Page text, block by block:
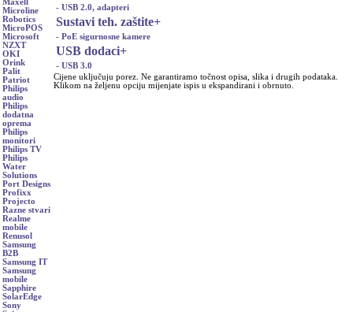
Maxell
Microline
Robotics
MicroPOS
Microsoft
NZXT
OKI
Orink
Palit
Patriot
Philips
audio
Philips
dodatna
oprema
Philips
monitori
Philips TV
Philips
Water
Solutions
Port Designs
Profixx
Projecto
Razne stvari
Realme
mobile
Renusol
Samsung
B2B
Samsung IT
Samsung
mobile
Sapphire
SolarEdge
Sony
- USB 2.0, adapteri
Sustavi teh. zaštite+
- PoE sigurnosne kamere
USB dodaci+
- USB 3.0
Cijene uključuju porez. Ne garantiramo točnost opisa, slika i drugih podataka.
Klikom na željenu opciju mijenjate ispis u ekspandirani i obrnuto.